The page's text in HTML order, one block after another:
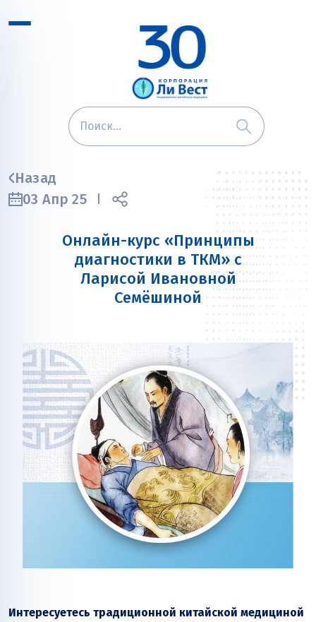
Назад
03 Апр 25
Онлайн-курс «Принципы
диагностики в ТКМ» с
Ларисой Ивановной
Семёшиной
Интересуетесь традиционной китайской медициной